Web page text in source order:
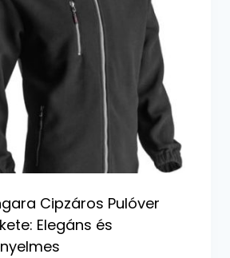
Cipzáros Pulóver
Elegáns és